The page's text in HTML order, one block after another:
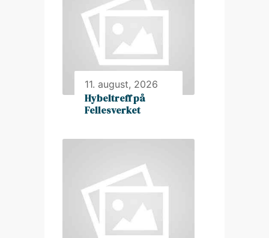
11. august, 2026
Hybeltreff på
Fellesverket